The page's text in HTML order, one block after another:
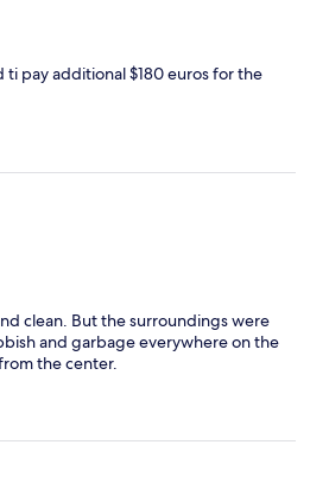
pay additional $180 euros for the
clean. But the surroundings were
and garbage everywhere on the
the center.